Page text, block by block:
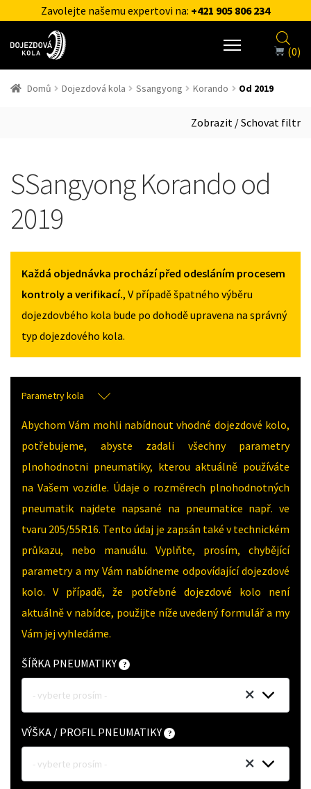
Zavolejte našemu expertovi na: +421 905 806 234
(0)
Domů Dojezdová kola Ssangyong Korando Od 2019
Zobrazit / Schovat filtr
SSangyong Korando od
2019
Každá objednávka prochází před odesláním procesem
kontroly a verifikací., V případě špatného výběru
dojezdovbého kola bude po dohodě upravena na správný
typ dojezdového kola.
Parametry kola
Abychom Vám mohli nabídnout vhodné dojezdové kolo,
potřebujeme, abyste zadali všechny parametry
plnohodnotni pneumatiky, kterou aktuálně používáte
na Vašem vozidle. Údaje o rozměrech plnohodnotných
pneumatik najdete napsané na pneumatice např. ve
tvaru 205/55R16. Tento údaj je zapsán také v technickém
průkazu, nebo manuálu. Vyplňte, prosím, chybějící
parametry a my Vám nabídneme odpovídající dojezdové
kolo. V případě, že potřebné dojezdové kolo není
aktuálně v nabídce, použijte níže uvedený formulář a my
Vám jej vyhledáme.
ŠÍŘKA PNEUMATIKY
- vyberte prosím -
VÝŠKA / PROFIL PNEUMATIKY
- vyberte prosím -